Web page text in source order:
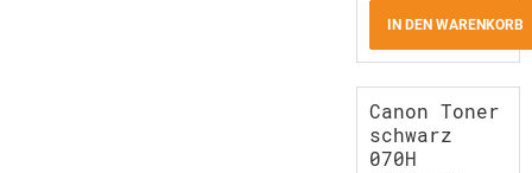
IN DEN WARENKORB
Canon Toner
schwarz
070H